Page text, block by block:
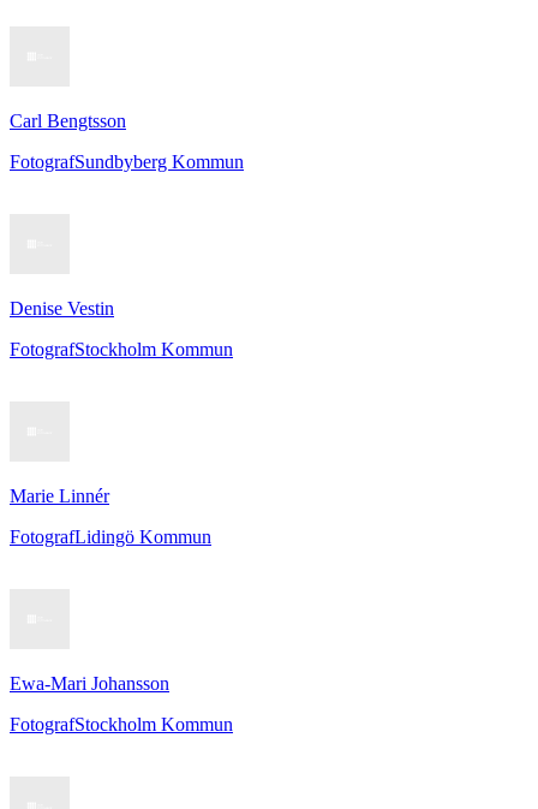
Carl Bengtsson
FotografSundbyberg Kommun
Denise Vestin
FotografStockholm Kommun
Marie Linnér
FotografLidingö Kommun
Ewa-Mari Johansson
FotografStockholm Kommun